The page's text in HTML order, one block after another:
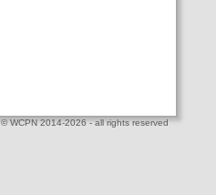
© WCPN 2014-2026 - all rights reserved